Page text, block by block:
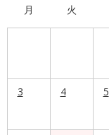
月 火
3 4 5